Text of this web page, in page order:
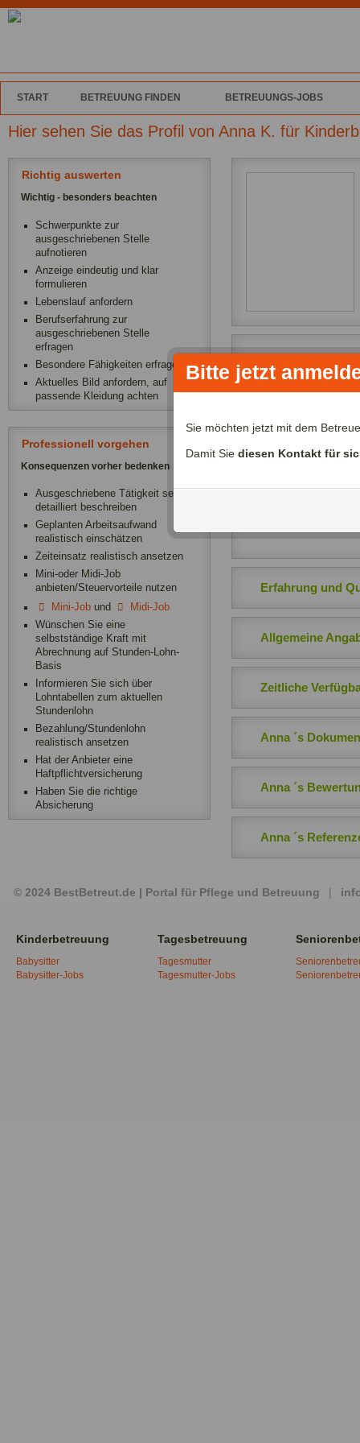
START BETREUUNG FINDEN BETREUUNGS-JOBS
Hier sehen Sie das Profil von Anna K. für
Richtig auswerten
Wichtig - besonders beachten
Schwerpunkte zur
ausgeschriebenen Stelle
aufnotieren
Anzeige eindeutig und klar
formulieren
Lebenslauf anfordern
Berufserfahrung zur
ausgeschriebenen Stelle
erfragen
Besondere Fähigkeiten erfragen
Aktuelles Bild anfordern, auf
passende Kleidung achten
Professionell vorgehen
Konsequenzen vorher bedenken
Ausgeschriebene Tätigkeit sehr
detailliert beschreiben
Geplanten Arbeitsaufwand
realistisch einschätzen
Zeiteinsatz realistisch ansetzen
Mini-oder Midi-Job
anbieten/Steuervorteile nutzen
Mini-Jobund
Midi-Job
Wünschen Sie eine
selbstständige Kraft mit
Abrechnung auf Stunden-Lohn-
Basis
Informieren Sie sich über
Lohntabellen zum aktuellen
Stundenlohn
Bezahlung/Stundenlohn
realistisch ansetzen
Hat der Anbieter eine
Haftpflichtversicherung
Haben Sie die richtige
Absicherung
Ich kann gleichzeitig
Über mich:
Das Arbeiten mit
Erfahrung und
Allgemeine
Zeitliche
Anna ´s
Anna ´s
Anna ´s
© 2024 BestBetreut.de | Portal für Pflege und Betreuung |
Kinderbetreuung
Babysitter
Babysitter-Jobs
Tagesbetreuung
Tagesmutter
Tagesmutter-Jobs
Bitte jetzt
Sie möchten jetzt mit dem
Damit Sie diesen Kontakt für